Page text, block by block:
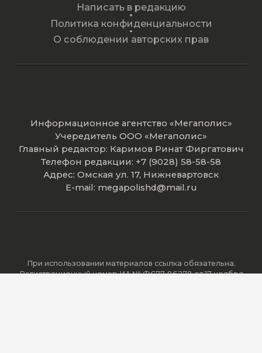
Написать в редакцию
Политика конфиденциальности
О соблюдении авторских прав
Информационное агентство «Мегаполис»
Учередитель ООО «Мегаполис»
Главный редактор: Каримов Ринат Фиргатович
Телефон редакции: +7 (9028) 58-58-58
Адрес: Омская ул. 17, Нижневартовск
E-mail: megapolishd@mail.ru
При использовании материалов ссылка обязательна.
Регистрационный номер ИА № ФС77-86278 от 17 ноября